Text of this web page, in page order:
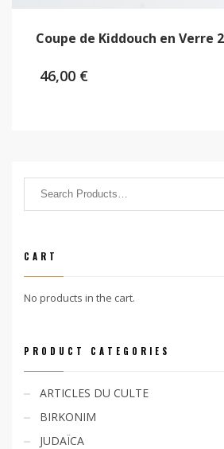
Coupe de Kiddouch en Verre
46,00 €
CART
No products in the cart.
PRODUCT CATEGORIES
ARTICLES DU CULTE
BIRKONIM
JUDAÏCA